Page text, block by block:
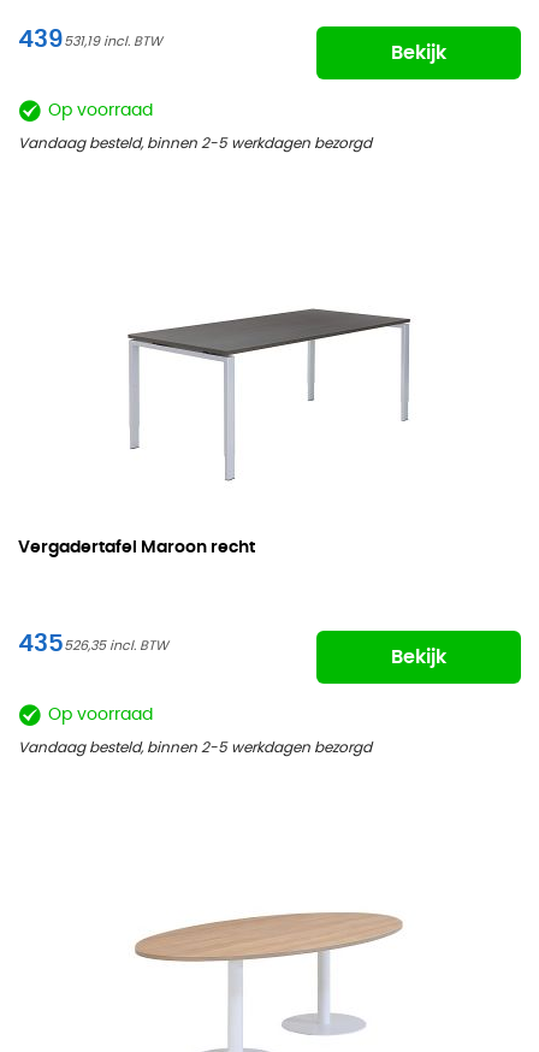
439531,19
Bekijk
Op voorraad
Vandaag besteld, binnen 2-5 werkdagen bezorgd
Vergadertafel Maroon recht
435526,35
Bekijk
Op voorraad
Vandaag besteld, binnen 2-5 werkdagen bezorgd